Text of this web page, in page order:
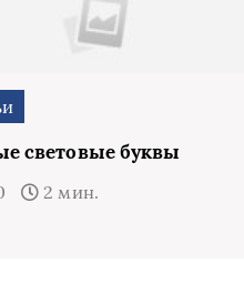
световые буквы
2 мин.